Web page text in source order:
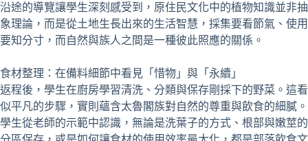
沿途的導覽讓學生深刻感受到，原住民文化中的植物知識並非抽
象理論，而是從土地生長出來的生活智慧，採集要看節氣、使用
要知分寸，而自然與族人之間是一種彼此照應的關係。
食材整理：在備料細節中看見「惜物」與「永續」
返程後，學生在廚房學習清洗、分類與保存剛採下的野菜。這看
似平凡的步驟，實則蘊含太魯閣族對自然的尊重與飲食的細膩。
學生從老師的示範中認識，無論是洗葉子的方式、根部與嫩莖的